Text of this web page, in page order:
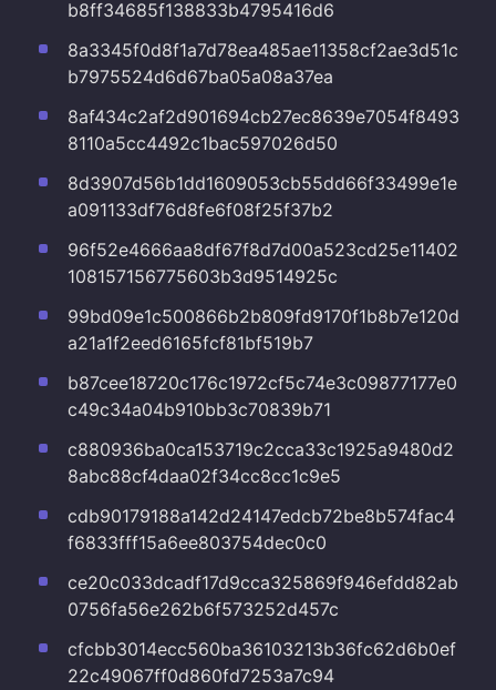
b8ff34685f138833b4795416d6
8a3345f0d8f1a7d78ea485ae11358cf2ae3d51c
b7975524d6d67ba05a08a37ea
8af434c2af2d901694cb27ec8639e7054f8493
8110a5cc4492c1bac597026d50
8d3907d56b1dd1609053cb55dd66f33499e1e
a091133df76d8fe6f08f25f37b2
96f52e4666aa8df67f8d7d00a523cd25e11402
108157156775603b3d9514925c
99bd09e1c500866b2b809fd9170f1b8b7e120d
a21a1f2eed6165fcf81bf519b7
b87cee18720c176c1972cf5c74e3c09877177e0
c49c34a04b910bb3c70839b71
c880936ba0ca153719c2cca33c1925a9480d2
8abc88cf4daa02f34cc8cc1c9e5
cdb90179188a142d24147edcb72be8b574fac4
f6833fff15a6ee803754dec0c0
ce20c033dcadf17d9cca325869f946efdd82ab
0756fa56e262b6f573252d457c
cfcbb3014ecc560ba36103213b36fc62d6b0ef
22c49067ff0d860fd7253a7c94